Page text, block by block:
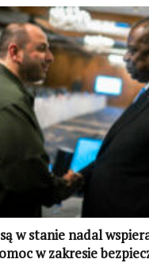
w stanie nadal
w zakresie